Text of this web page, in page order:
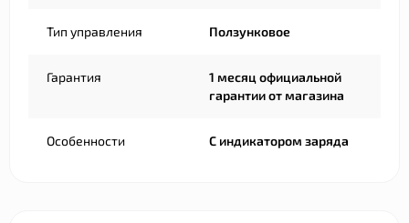
Тип управления Ползунковое
Гарантия
1 месяц официальной
гарантии от магазина
Особенности С индикатором заряда